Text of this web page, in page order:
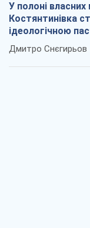
У полоні власних
Костянтинівка
ідеологічною
окупантів
Дмитро Снєгирьов